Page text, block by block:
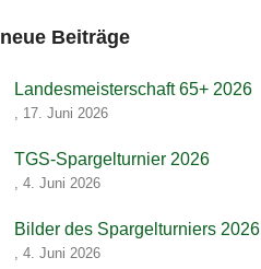
neue Beiträge
Landesmeisterschaft 65+ 2026
, 17. Juni 2026
TGS-Spargelturnier 2026
, 4. Juni 2026
Bilder des Spargelturniers 2026
, 4. Juni 2026